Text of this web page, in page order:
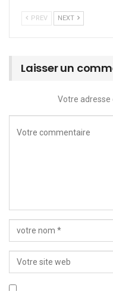
PREV NEXT
Laisser un
Votre adresse